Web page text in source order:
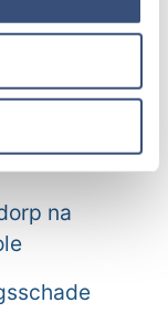
met onze
met andere
die ze hebben
hun services.
met ruim 50
bij
na